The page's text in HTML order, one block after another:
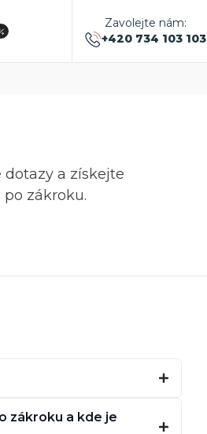
Zavolejte nám:
+420 734 103 103
a získejte
zákroku.
zákroku a kde je